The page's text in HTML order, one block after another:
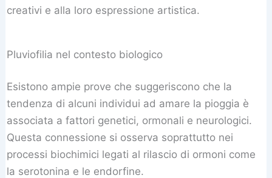
creativi e alla loro espressione artistica.
Pluviofilia nel contesto biologico
Esistono ampie prove che suggeriscono che la
tendenza di alcuni individui ad amare la pioggia è
associata a fattori genetici, ormonali e neurologici.
Questa connessione si osserva soprattutto nei
processi biochimici legati al rilascio di ormoni come
la serotonina e le endorfine.